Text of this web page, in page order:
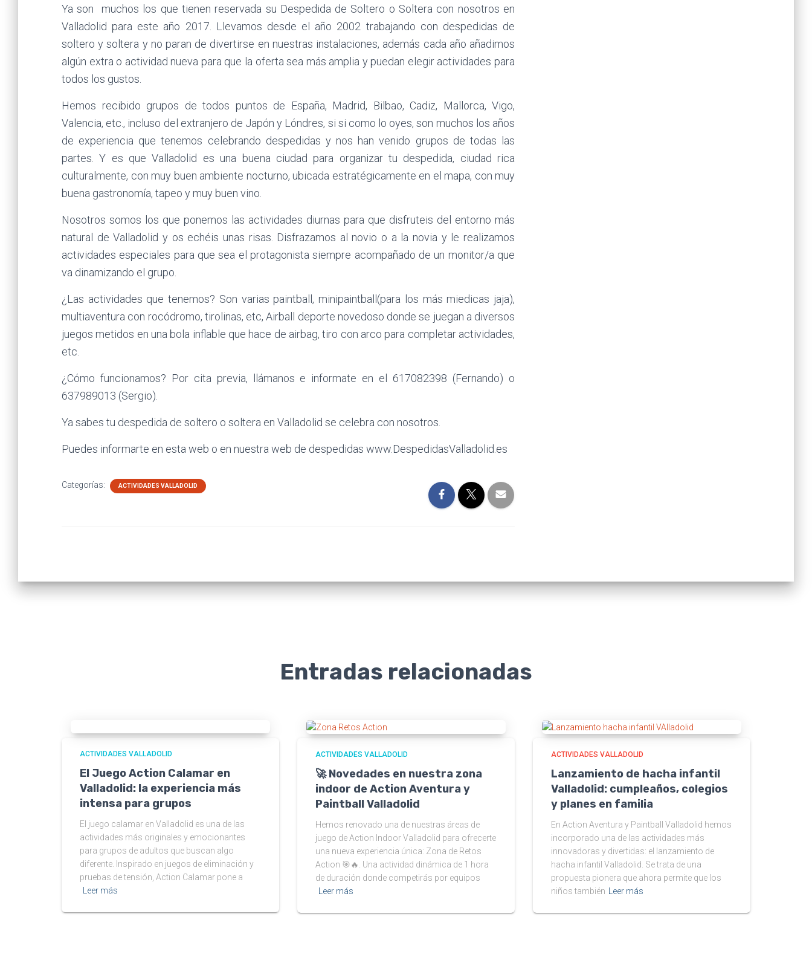
Ya son muchos los que tienen reservada su Despedida de Soltero o Soltera con nosotros en
Valladolid para este año 2017. Llevamos desde el año 2002 trabajando con despedidas de
soltero y soltera y no paran de divertirse en nuestras instalaciones, además cada año añadimos
algún extra o actividad nueva para que la oferta sea más amplia y puedan elegir actividades para
todos los gustos.
Hemos recibido grupos de todos puntos de España, Madrid, Bilbao, Cadiz, Mallorca, Vigo,
Valencia, etc., incluso del extranjero de Japón y Lóndres, si si como lo oyes, son muchos los años
de experiencia que tenemos celebrando despedidas y nos han venido grupos de todas las
partes. Y es que Valladolid es una buena ciudad para organizar tu despedida, ciudad rica
culturalmente, con muy buen ambiente nocturno, ubicada estratégicamente en el mapa, con muy
buena gastronomía, tapeo y muy buen vino.
Nosotros somos los que ponemos las actividades diurnas para que disfruteis del entorno más
natural de Valladolid y os echéis unas risas. Disfrazamos al novio o a la novia y le realizamos
actividades especiales para que sea el protagonista siempre acompañado de un monitor/a que
va dinamizando el grupo.
¿Las actividades que tenemos? Son varias paintball, minipaintball(para los más miedicas jaja),
multiaventura con rocódromo, tirolinas, etc, Airball deporte novedoso donde se juegan a diversos
juegos metidos en una bola inflable que hace de airbag, tiro con arco para completar actividades,
etc.
¿Cómo funcionamos? Por cita previa, llámanos e informate en el 617082398 (Fernando) o
637989013 (Sergio).
Ya sabes tu despedida de soltero o soltera en Valladolid se celebra con nosotros.
Puedes informarte en esta web o en nuestra web de despedidas www.DespedidasValladolid.es
Categorías: ACTIVIDADES VALLADOLID
Entradas relacionadas
ACTIVIDADES VALLADOLID
El Juego Action Calamar en
Valladolid: la experiencia más
intensa para grupos
El juego calamar en Valladolid es una de las
actividades más originales y emocionantes
para grupos de adultos que buscan algo
diferente. Inspirado en juegos de eliminación y
pruebas de tensión, Action Calamar pone a
Leer más
ACTIVIDADES VALLADOLID
🚀 Novedades en nuestra zona
indoor de Action Aventura y
Paintball Valladolid
Hemos renovado una de nuestras áreas de
juego de Action Indoor Valladolid para ofrecerte
una nueva experiencia única: Zona de Retos
Action 🎯🔥. Una actividad dinámica de 1 hora
de duración donde competirás por equipos
Leer más
ACTIVIDADES VALLADOLID
Lanzamiento de hacha infantil
Valladolid: cumpleaños, colegios
y planes en familia
En Action Aventura y Paintball Valladolid hemos
incorporado una de las actividades más
innovadoras y divertidas: el lanzamiento de
hacha infantil Valladolid. Se trata de una
propuesta pionera que ahora permite que los
niños también
Leer más